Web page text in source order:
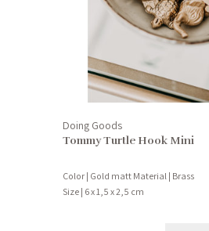
Doing Goods
Tommy Turtle Hook Mini
Color | Gold matt Material | Brass
Size | 6 x 1,5 x 2,5 cm